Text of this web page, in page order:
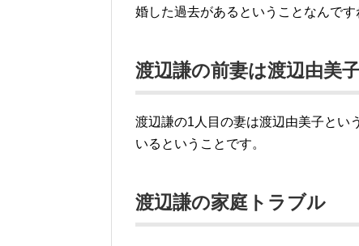
婚した過去があるということなんで
渡辺謙の前妻は渡辺由美
渡辺謙の1人目の妻は渡辺由美子とい
いるということです。
渡辺謙の家庭トラブル